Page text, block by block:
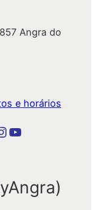
Angra do
e horários
no Instagram Botão para a página da autarquia no Youtube